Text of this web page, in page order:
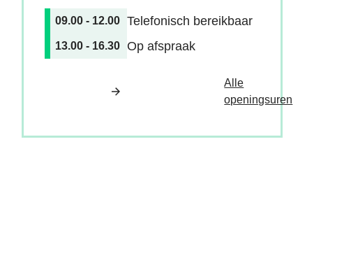
09.00 - 12.00 Telefonisch bereikbaar
13.00 - 16.30 Op afspraak
Alle
openingsuren